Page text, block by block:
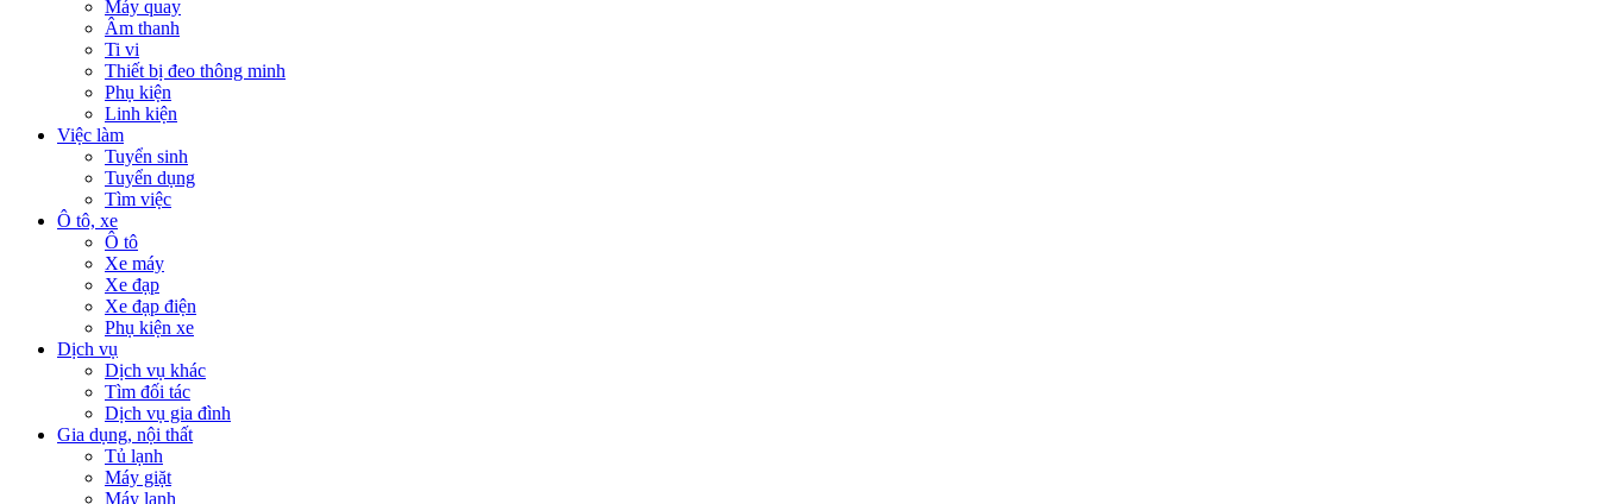
Máy quay
Âm thanh
Ti vi
Thiết bị đeo thông minh
Phụ kiện
Linh kiện
Việc làm
Tuyển sinh
Tuyển dụng
Tìm việc
Ô tô, xe
Ô tô
Xe máy
Xe đạp
Xe đạp điện
Phụ kiện xe
Dịch vụ
Dịch vụ khác
Tìm đối tác
Dịch vụ gia đình
Gia dụng, nội thất
Tủ lạnh
Máy giặt
Máy lạnh